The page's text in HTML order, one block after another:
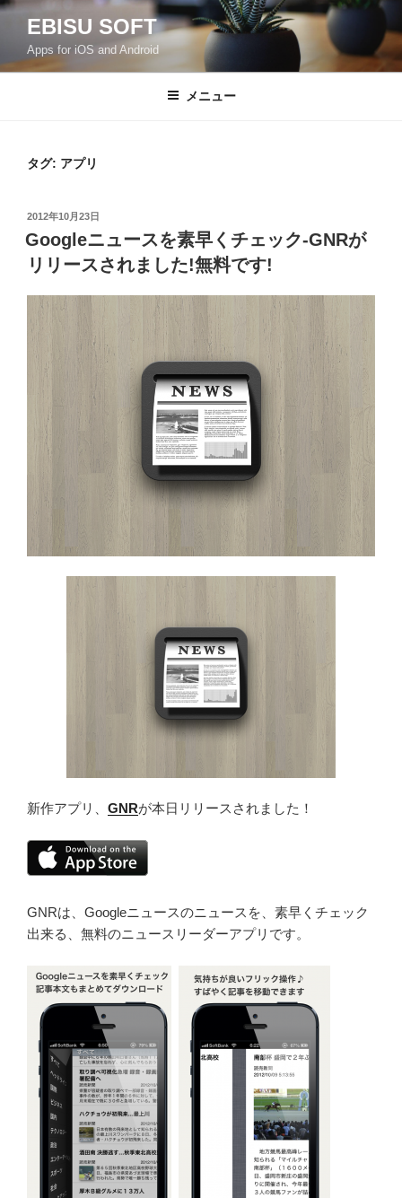
コ
ン
EBISU SOFT
Apps for iOS and Android
メニュー
タグ: アプリ
投
稿
日:
2012年10月23日
Googleニュースを素早くチェック-GNRが
リリースされました!無料です!
新作アプリ、 GNRが本日リリースされました！
GNRは、Googleニュースのニュースを、素早くチェック
出来る、無料のニュースリーダーアプリです。